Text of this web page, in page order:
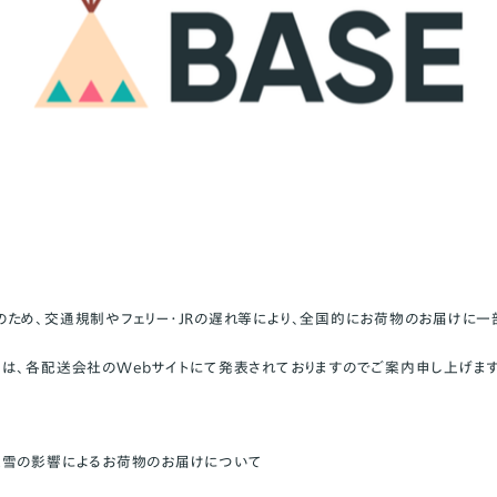
め、交通規制やフェリー・JRの遅れ等により、全国的にお荷物のお届けに
、各配送会社のWebサイトにて発表されておりますのでご案内申し上げます
の影響によるお荷物のお届けについて